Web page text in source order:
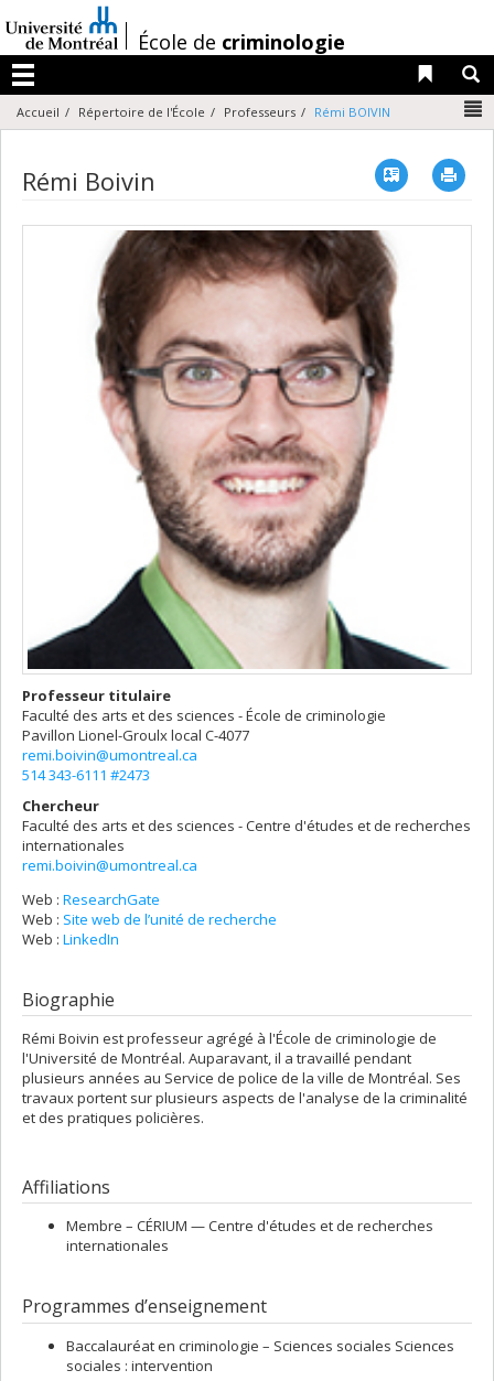
au
contenu
/École de criminologie
Menu
Liens
Accueil Répertoire de l'École Professeurs Rémi BOIVIN
Rémi Boivin Vcard
Professeur titulaire
Faculté des arts et des sciences - École de criminologie
Pavillon Lionel-Groulxlocal C-4077
remi.boivin@umontreal.ca
514 343-6111 #2473
Chercheur
Faculté des arts et des sciences - Centre d'études et de recherches
internationales
remi.boivin@umontreal.ca
Web : ResearchGate
Web : Site web de l’unité de recherche
Web : LinkedIn
Biographie
Rémi Boivin est professeur agrégé à l'École de criminologie de
l'Université de Montréal. Auparavant, il a travaillé pendant
plusieurs années au Service de police de la ville de Montréal. Ses
travaux portent sur plusieurs aspects de l'analyse de la criminalité
et des pratiques policières.
Affiliations
Membre – CÉRIUM — Centre d'études et de recherches
internationales
Programmes d’enseignement
Baccalauréat en criminologie – Sciences sociales Sciences
sociales : intervention